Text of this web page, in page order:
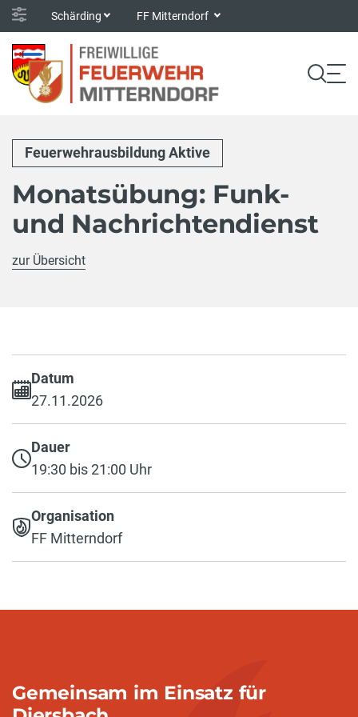
Schärding FF Mitterndorf
Feuerwehrausbildung Aktive
Monatsübung: Funk-
und Nachrichtendienst
zur Übersicht
Datum
27.11.2026
Dauer
19:30 bis 21:00 Uhr
Organisation
FF Mitterndorf
Gemeinsam im Einsatz für